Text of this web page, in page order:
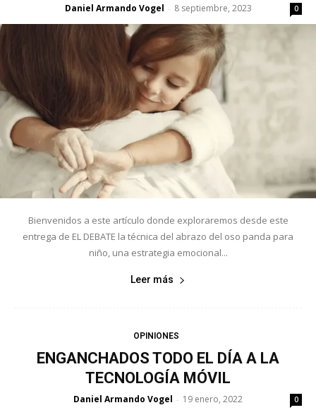
Daniel Armando Vogel - 8 septiembre, 2023 0
Bienvenidos a este artículo donde exploraremos desde este
entrega de EL DEBATE la técnica del abrazo del oso panda para
niño, una estrategia emocional...
Leer más
OPINIONES
ENGANCHADOS TODO EL DÍA A LA
TECNOLOGÍA MÓVIL
Daniel Armando Vogel - 19 enero, 2022 0